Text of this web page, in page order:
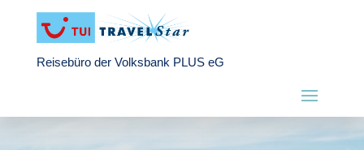
Reisebüro der Volksbank PLUS eG